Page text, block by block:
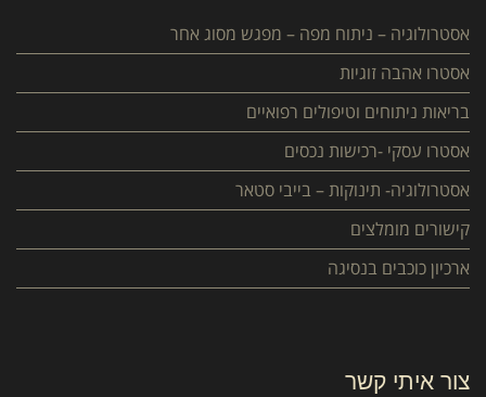
אסטרולוגיה – ניתוח מפה – מפגש מסוג אחר
אסטרו אהבה זוגיות
בריאות ניתוחים וטיפולים רפואיים
אסטרו עסקי -רכישות נכסים
אסטרולוגיה- תינוקות – בייבי סטאר
קישורים מומלצים
ארכיון כוכבים בנסיגה
צור איתי קשר